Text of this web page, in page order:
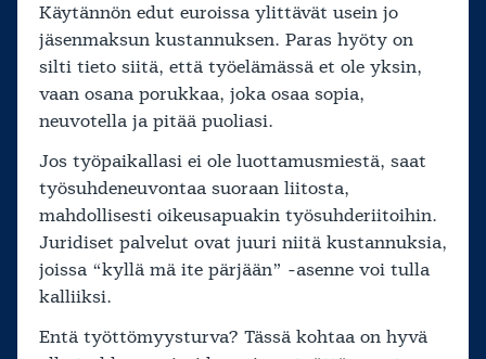
Käytännön edut euroissa ylittävät usein jo
jäsenmaksun kustannuksen. Paras hyöty on
silti tieto siitä, että työelämässä et ole yksin,
vaan osana porukkaa, joka osaa sopia,
neuvotella ja pitää puoliasi.
Jos työpaikallasi ei ole luottamusmiestä, saat
työsuhdeneuvontaa suoraan liitosta,
mahdollisesti oikeusapuakin työsuhderiitoihin.
Juridiset palvelut ovat juuri niitä kustannuksia,
joissa “kyllä mä ite pärjään” -asenne voi tulla
kalliiksi.
Entä työttömyysturva? Tässä kohtaa on hyvä